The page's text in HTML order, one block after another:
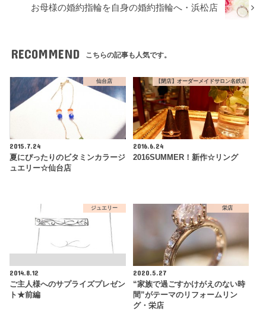
お母様の婚約指輪を自身の婚約指輪へ・浜松店
RECOMMEND こちらの記事も人気です。
仙台店
2015.7.24
夏にぴったりのビタミンカラージ
ュエリー☆仙台店
【閉店】オーダーメイドサロン名鉄店
2016.6.24
2016SUMMER！新作☆リング
ジュエリー
2014.8.12
ご主人様へのサプライズプレゼン
ト★前編
栄店
2020.5.27
“家族で過ごすかけがえのない時
間”がテーマのリフォームリン
グ・栄店